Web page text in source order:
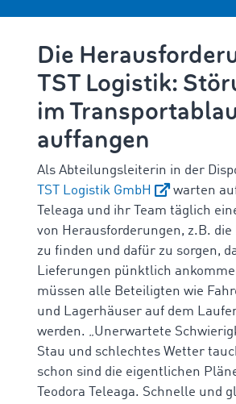
Die
TST Logistik:
im
auffangen
Als Abteilungsleiterin in der
TST Logistik GmbH
warten
Teleaga und ihr Team täglich
von Herausforderungen, z.B. die
zu finden und dafür zu sorgen,
Lieferungen pünktlich
müssen alle Beteiligten wie
und Lagerhäuser auf dem
werden. „Unerwartete
Stau und schlechtes Wetter
schon sind die eigentlichen
Teodora Teleaga. Schnelle und